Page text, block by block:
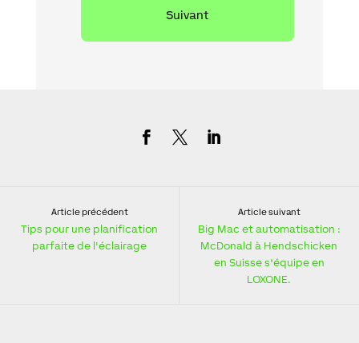
Article précédent
Tips pour une planification
parfaite de l'éclairage
Article suivant
Big Mac et automatisation :
McDonald à Hendschicken
en Suisse s’équipe en
LOXONE.